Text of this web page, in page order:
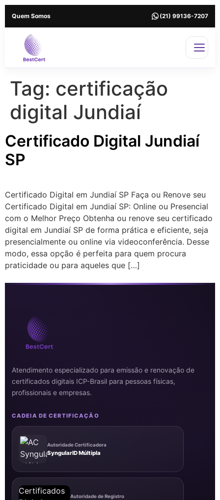
Quem Somos (21) 99136-7207
Tag: certificação
digital Jundiaí
Certificado Digital Jundiaí
SP
Certificado Digital em Jundiaí SP Faça ou Renove seu
Certificado Digital em Jundiaí SP: Online ou Presencial
com o Melhor Preço Obtenha ou renove seu certificado
digital em Jundiaí SP de forma prática e eficiente, seja
presencialmente ou online via videoconferência. Desse
modo, essa opção é perfeita para quem procura
praticidade ou para aqueles que […]
Atendimento especializado para emissão e renovação de
certificados digitais ICP-Brasil para pessoas físicas,
profissionais e empresas.
CADEIA DE CERTIFICAÇÃO
Autoridade Certificadora
SyngularID Múltipla
Autoridade de Registro